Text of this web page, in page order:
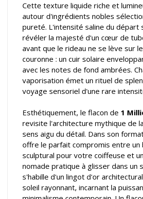
Cette texture liquide riche et
autour d'ingrédients nobles
pureté. L'intensité saline du départ
révéler la majesté d'un cœur de
avant que le rideau ne se lève sur
couronne : un cuir solaire
avec les notes de fond ambrées.
vaporisation émet un rituel de
voyage sensoriel d'une rare
Esthétiquement, le flacon de 1
revisite l'architecture mythique de
sens aigu du détail. Dans son
offre le parfait compromis entre un
sculptural pour votre coiffeuse et
nomade pratique à glisser dans un
s'habille d'un lingot d'or
soleil rayonnant, incarnant la